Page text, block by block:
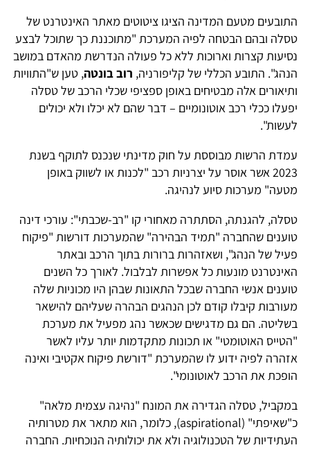
התובעים מטעם המדינה הציגו ציטוטים מאתר האינטרנט של
טסלה ובהם הבטחה לפיה המערכת "מתוכננת כך שתוכל לבצע
נסיעות קצרות וארוכות ללא כל פעולה הנדרשת מהאדם במושב
הנהג". התובע הכללי של קליפורניה, רוב בונטה, טען ש"התוויות
ותיאורים אלה מבטיחים באופן ספציפי שכלי הרכב של טסלה
יפעלו ככלי רכב אוטונומיים – דבר שהם לא יכלו ולא יכולים
לעשות".
עמדת הרשות מבוססת על חוק מדינתי שנכנס לתוקף בשנת
2023 אשר אוסר על יצרניות רכב "לכנות או לשווק באופן
מטעה" מערכות סיוע לנהיגה.
טסלה, להגנתה, הסתתרה מאחורי קו "רב-שכבתי": עורכי דינה
טוענים שהחברה "תמיד הבהירה" שהמערכות דורשות "פיקוח
פעיל של הנהג", ושאזהרות ברורות בתוך הרכב ובאתר
האינטרנט מונעות כל אפשרות לבלבול. לאורך כל השנים
טוענים אנשי החברה שבכל התאונות שבהן היו מכוניות שלה
מעורבות קיבלו קודם לכן הנהגים הבהרה שעליהם להישאר
בשליטה. הם גם מדגישים שכאשר נהג מפעיל את מערכת
"הטייס האוטומטי" או תכונות מתקדמות יותר עליו לאשר
אזהרה לפיה ידוע לו שהמערכת "דורשת פיקוח אקטיבי ואינה
הופכת את הרכב לאוטונומי".
במקביל, טסלה הגדירה את המונח "נהיגה עצמית מלאה"
כ"שאיפתי" (aspirational), כלומר, הוא מתאר את מטרותיה
העתידיות של הטכנולוגיה ולא את יכולותיה הנוכחיות. החברה